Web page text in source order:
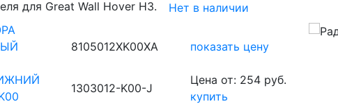
для Great Wall Hover H3.
Нет в наличии
8105012XK00XA показать цену
1303012-K00-J
Цена от: 254 руб.
купить